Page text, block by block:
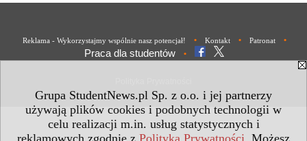
Grupa StudentNews.pl Sp. z o.o. i jej partnerzy
używają plików cookies i podobnych technologii w
celu realizacji m.in. usług statystycznych i
reklamowych zgodnie z Polityką Prywatności . Możesz
Reklama - Wykorzystajmy wspólnie nasz potencjał! • Kontakt • Patronat •
Praca dla studentów •